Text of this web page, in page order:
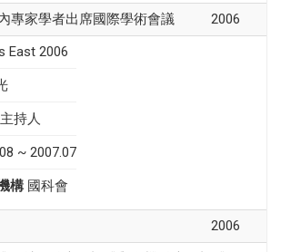
專家學者出席國際學術會議
2006
East 2006
主持人
~ 2007.07
構 國科會
2006